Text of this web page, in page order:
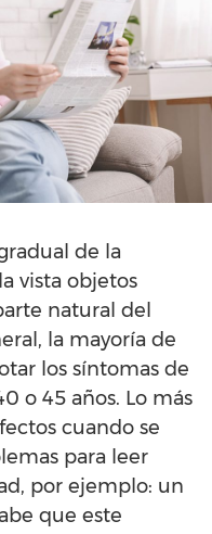
de la
vista objetos
natural del
la mayoría de
los síntomas de
o 45 años. Lo más
cuando se
para leer
por ejemplo: un
que este